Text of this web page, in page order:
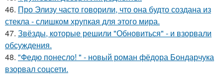
46. Про Элизу часто говорили, что она будто создана из
стекла - слишком хрупкая для этого мира.
47. Звёзды, которые решили "Обновиться" - и взорвали
обсуждения.
48. "Федю понесло! " - новый роман фёдора Бондарчука
взорвал соцсети.